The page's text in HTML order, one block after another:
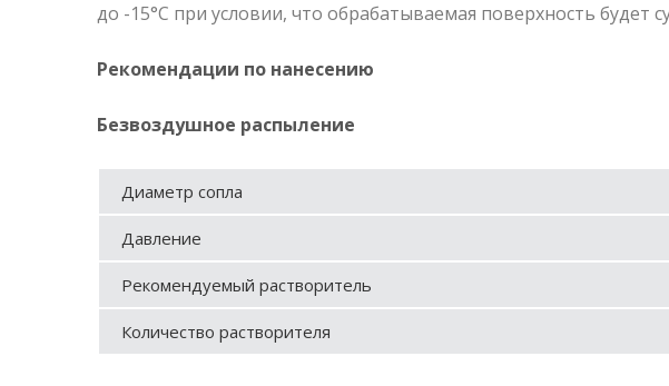
до -15°С при условии, что обрабатываемая поверхность будет
Рекомендации по нанесению
Безвоздушное распыление
Диаметр сопла
Давление
Рекомендуемый растворитель
Количество растворителя